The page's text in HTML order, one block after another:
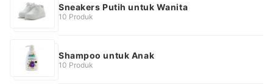
Sneakers Putih untuk Wanita
10 Produk
Shampoo untuk Anak
10 Produk